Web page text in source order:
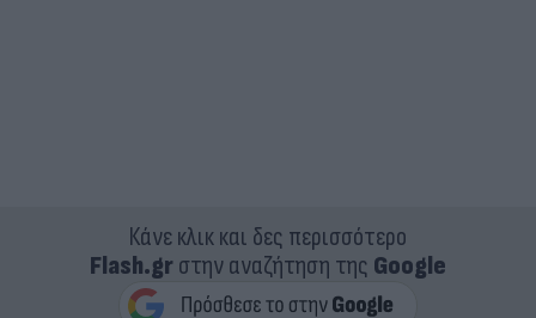
Κάνε κλικ και δες περισσότερο
Flash.grστην αναζήτηση της Google